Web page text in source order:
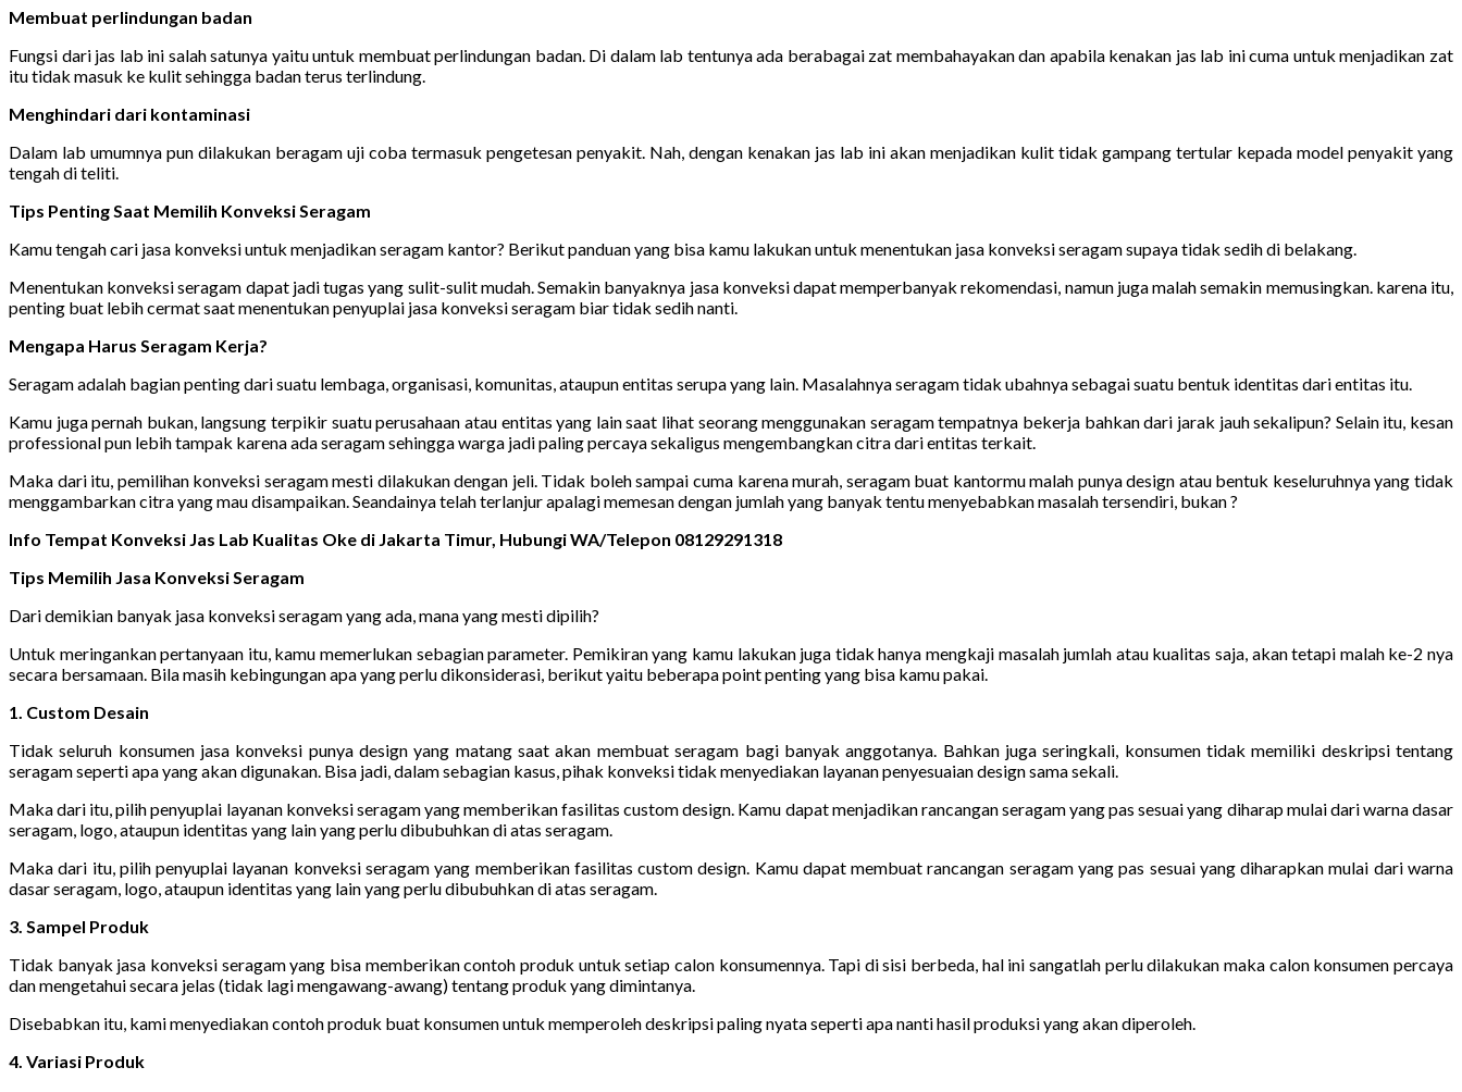
Membuat perlindungan badan
Fungsi dari jas lab ini salah satunya yaitu untuk membuat perlindungan badan. Di dalam lab tentunya ada berabagai zat membahayakan dan apabila kenakan jas lab ini cuma untuk menjadikan zat
itu tidak masuk ke kulit sehingga badan terus terlindung.
Menghindari dari kontaminasi
Dalam lab umumnya pun dilakukan beragam uji coba termasuk pengetesan penyakit. Nah, dengan kenakan jas lab ini akan menjadikan kulit tidak gampang tertular kepada model penyakit yang
tengah di teliti.
Tips Penting Saat Memilih Konveksi Seragam
Kamu tengah cari jasa konveksi untuk menjadikan seragam kantor? Berikut panduan yang bisa kamu lakukan untuk menentukan jasa konveksi seragam supaya tidak sedih di belakang.
Menentukan konveksi seragam dapat jadi tugas yang sulit-sulit mudah. Semakin banyaknya jasa konveksi dapat memperbanyak rekomendasi, namun juga malah semakin memusingkan. karena itu,
penting buat lebih cermat saat menentukan penyuplai jasa konveksi seragam biar tidak sedih nanti.
Mengapa Harus Seragam Kerja?
Seragam adalah bagian penting dari suatu lembaga, organisasi, komunitas, ataupun entitas serupa yang lain. Masalahnya seragam tidak ubahnya sebagai suatu bentuk identitas dari entitas itu.
Kamu juga pernah bukan, langsung terpikir suatu perusahaan atau entitas yang lain saat lihat seorang menggunakan seragam tempatnya bekerja bahkan dari jarak jauh sekalipun? Selain itu, kesan
professional pun lebih tampak karena ada seragam sehingga warga jadi paling percaya sekaligus mengembangkan citra dari entitas terkait.
Maka dari itu, pemilihan konveksi seragam mesti dilakukan dengan jeli. Tidak boleh sampai cuma karena murah, seragam buat kantormu malah punya design atau bentuk keseluruhnya yang tidak
menggambarkan citra yang mau disampaikan. Seandainya telah terlanjur apalagi memesan dengan jumlah yang banyak tentu menyebabkan masalah tersendiri, bukan ?
Info Tempat Konveksi Jas Lab Kualitas Oke di Jakarta Timur, Hubungi WA/Telepon 08129291318
Tips Memilih Jasa Konveksi Seragam
Dari demikian banyak jasa konveksi seragam yang ada, mana yang mesti dipilih?
Untuk meringankan pertanyaan itu, kamu memerlukan sebagian parameter. Pemikiran yang kamu lakukan juga tidak hanya mengkaji masalah jumlah atau kualitas saja, akan tetapi malah ke-2 nya
secara bersamaan. Bila masih kebingungan apa yang perlu dikonsiderasi, berikut yaitu beberapa point penting yang bisa kamu pakai.
1. Custom Desain
Tidak seluruh konsumen jasa konveksi punya design yang matang saat akan membuat seragam bagi banyak anggotanya. Bahkan juga seringkali, konsumen tidak memiliki deskripsi tentang
seragam seperti apa yang akan digunakan. Bisa jadi, dalam sebagian kasus, pihak konveksi tidak menyediakan layanan penyesuaian design sama sekali.
Maka dari itu, pilih penyuplai layanan konveksi seragam yang memberikan fasilitas custom design. Kamu dapat menjadikan rancangan seragam yang pas sesuai yang diharap mulai dari warna dasar
seragam, logo, ataupun identitas yang lain yang perlu dibubuhkan di atas seragam.
Maka dari itu, pilih penyuplai layanan konveksi seragam yang memberikan fasilitas custom design. Kamu dapat membuat rancangan seragam yang pas sesuai yang diharapkan mulai dari warna
dasar seragam, logo, ataupun identitas yang lain yang perlu dibubuhkan di atas seragam.
3. Sampel Produk
Tidak banyak jasa konveksi seragam yang bisa memberikan contoh produk untuk setiap calon konsumennya. Tapi di sisi berbeda, hal ini sangatlah perlu dilakukan maka calon konsumen percaya
dan mengetahui secara jelas (tidak lagi mengawang-awang) tentang produk yang dimintanya.
Disebabkan itu, kami menyediakan contoh produk buat konsumen untuk memperoleh deskripsi paling nyata seperti apa nanti hasil produksi yang akan diperoleh.
4. Variasi Produk